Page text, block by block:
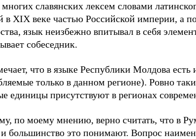
славянских лексем словами
в XIX веке частью Российской империи, а
язык неизбежно впитывал в себя
собеседник.
что в языке Республики Молдова есть
только в данном регионе). Ровно
единицы присутствуют в регионах
по моему мнению, верно считать, что в
большинство это понимают. Вопрос